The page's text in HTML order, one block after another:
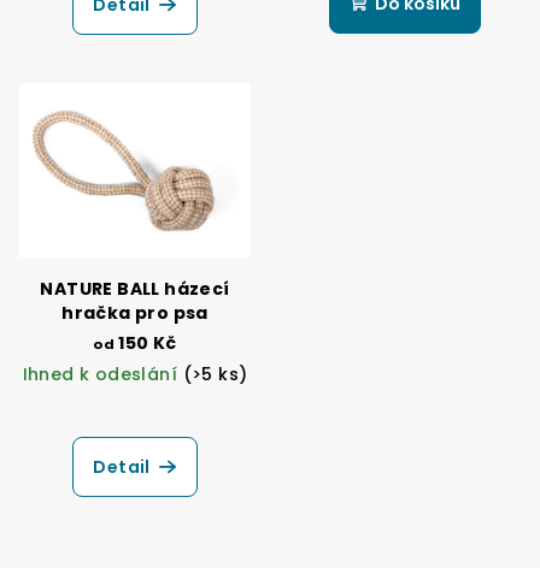
Detail
NATURE BALL házecí
hračka pro psa
od 150 Kč
Ihned k odeslání (>5 ks)
Detail